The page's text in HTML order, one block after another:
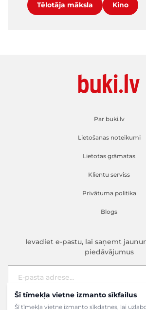
Šī tīmekļa vietne izmanto sīkfailus
Šī tīmekļa vietne izmanto sīkdatnes, lai
Tēlotāja māksla Kino
Par buki.lv
Lietošanas noteikumi
Lietotas grāmatas
Klientu serviss
Privātuma politika
Blogs
Ievadiet e-pastu, lai saņemt
piedāvājumus
E-pasta adrese
Pieteikties